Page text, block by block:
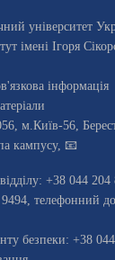
університет
імені Ігоря
інформація
, м. Київ-56,
кампусу, 📧
+38 044 204
телефонний
безпеки: +38